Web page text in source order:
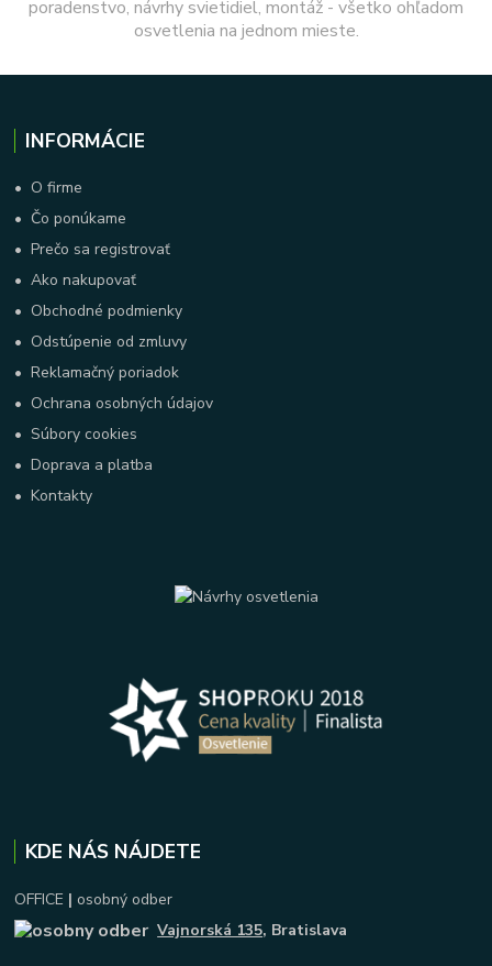
poradenstvo, návrhy svietidiel, montáž - všetko ohľadom
osvetlenia na jednom mieste.
INFORMÁCIE
• O firme
• Čo ponúkame
•Prečo sa registrovať
•Ako nakupovať
• Obchodné podmienky
• Odstúpenie od zmluvy
•Reklamačný poriadok
• Ochrana osobných údajov
•Súbory cookies
•Doprava a platba
•Kontakty
KDE NÁS NÁJDETE
OFFICE | osobný odber
Vajnorská 135, Bratislava